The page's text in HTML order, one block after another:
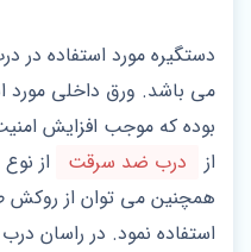
دستگیره مورد استفاده در
می باشد. ورق داخلی مورد
بوده که موجب افزایش
از
درب ضد سرقت
از نوع ام دی
همچنین می توان از
استفاده نمود. در راسان